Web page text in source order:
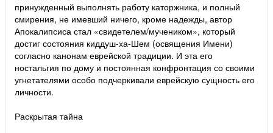
принужденный выполнять работу каторжника, и полный
смирения, не имевший ничего, кроме надежды, автор
Апокалипсиса стал «свидетелем/мучеником», который
достиг состояния киддуш-ха-Шем (освящения Имени)
согласно канонам еврейской традиции. И эта его
ностальгия по дому и постоянная конфронтация со своими
угнетателями особо подчеркивали еврейскую сущность его
личности.
Раскрытая тайна